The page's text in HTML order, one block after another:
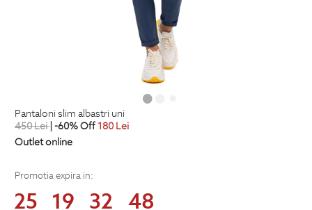
pantaloni slim albastri uni
450Lei| -60% Off 180 Lei
Outlet online
Promotia expira in:
25 19 32 48